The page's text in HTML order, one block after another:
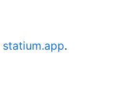
statium.app.